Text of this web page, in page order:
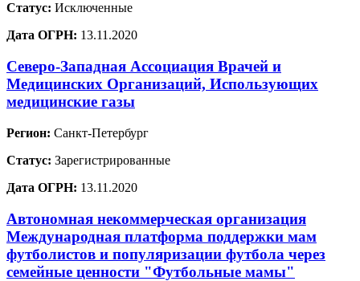
Статус: Исключенные
Дата ОГРН: 13.11.2020
Северо-Западная Ассоциация Врачей и
Медицинских Организаций, Использующих
медицинские газы
Регион: Санкт-Петербург
Статус: Зарегистрированные
Дата ОГРН: 13.11.2020
Автономная некоммерческая организация
Международная платформа поддержки мам
футболистов и популяризации футбола через
семейные ценности "Футбольные мамы"